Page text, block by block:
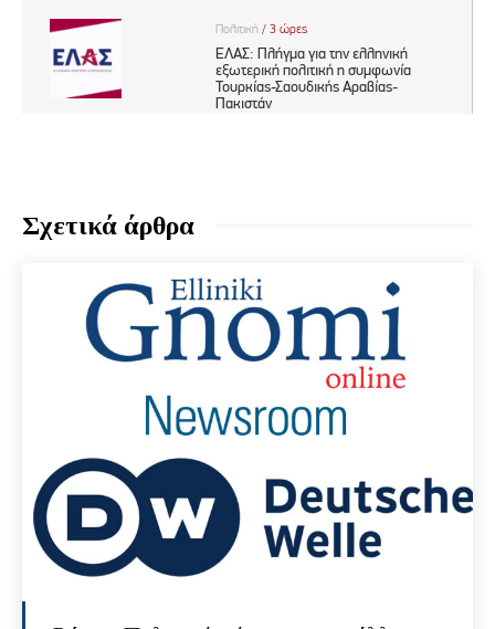
Σχετικά άρθρα